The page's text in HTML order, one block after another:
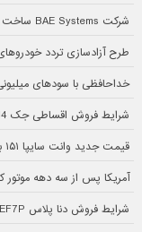
شرکت BAE Systems ساخت جنگنده‌های یوروفایتر تایفون برای ترکیه را کلید زد
طرح آزادسازی تردد
خداحافظی با سودهای میلیونی
شرایط فروش اقساطی جک J4 کرمان موتور در مرداد 1405
قیمت جدید وانت سایپا ۱۵۱ برای مصرف‌کننده در مرداد ۱۴۰۵ اعلام شد
آمریکا پس از سه دهه موتور
شرایط فروش دنا پلاس EF7P در مرداد 1405 اعلام شد